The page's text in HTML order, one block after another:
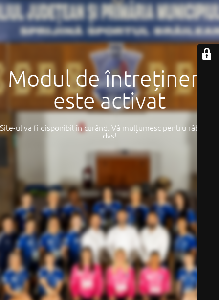
Modul de întreținere
este activat
Site-ul va fi disponibil în curând. Vă mulțumesc pentru răbdarea
dvs!